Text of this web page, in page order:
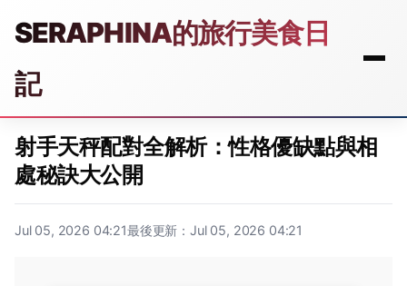
SERAPHINA的旅行美食日
記
射手天秤配對全解析：性格優缺點與相
處秘訣大公開
Jul 05, 2026 04:21最後更新：Jul 05, 2026 04:21